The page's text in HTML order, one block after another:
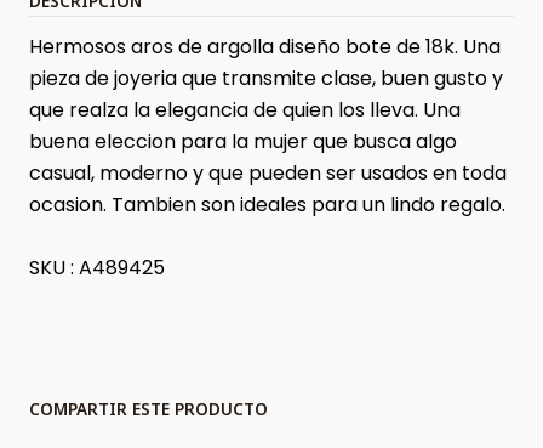
Hermosos aros de argolla diseño bote de 18k. Una
pieza de joyeria que transmite clase, buen gusto y
que realza la elegancia de quien los lleva. Una
buena eleccion para la mujer que busca algo
casual, moderno y que pueden ser usados en toda
ocasion. Tambien son ideales para un lindo regalo.
SKU : A489425
COMPARTIR ESTE PRODUCTO